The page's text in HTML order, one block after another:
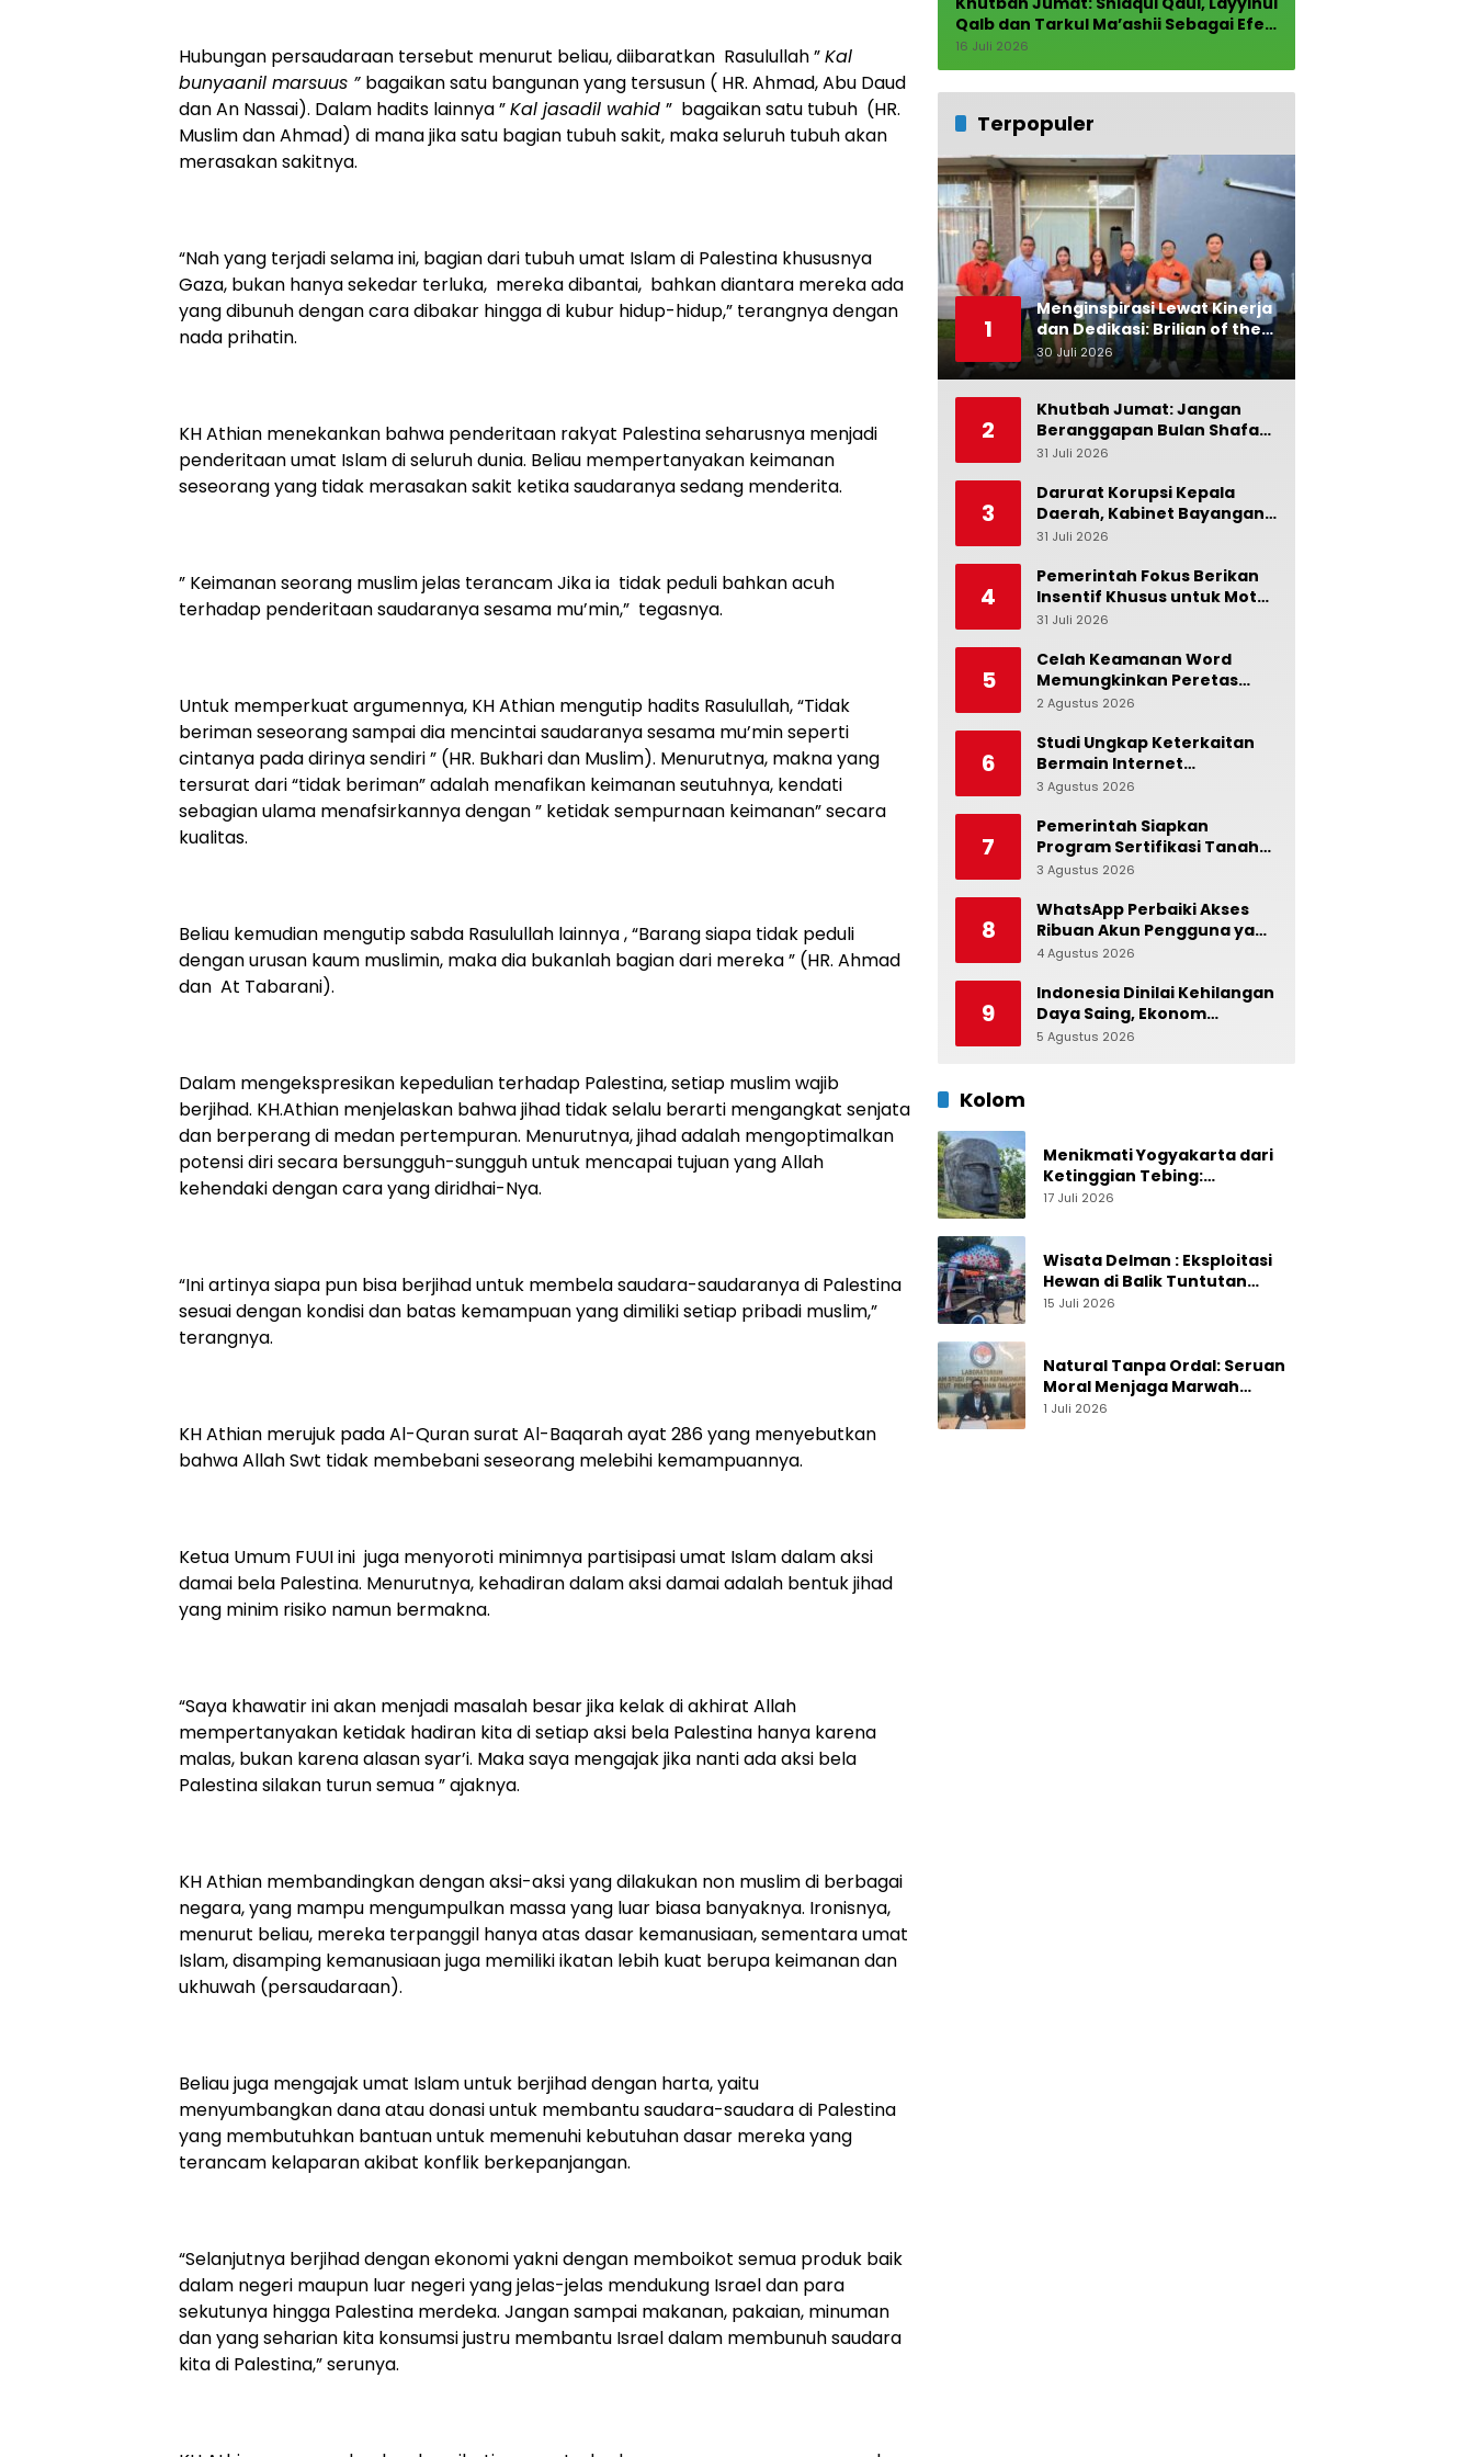
Hubungan persaudaraan tersebut menurut beliau, diibaratkan Rasulullah ”Kal
bunyaanil marsuus ” bagaikan satu bangunan yang tersusun ( HR. Ahmad, Abu Daud
dan An Nassai). Dalam hadits lainnya ”Kal jasadil wahid ” bagaikan satu tubuh (HR.
Muslim dan Ahmad) di mana jika satu bagian tubuh sakit, maka seluruh tubuh akan
merasakan sakitnya.
“Nah yang terjadi selama ini, bagian dari tubuh umat Islam di Palestina khususnya
Gaza, bukan hanya sekedar terluka, mereka dibantai, bahkan diantara mereka ada
yang dibunuh dengan cara dibakar hingga di kubur hidup-hidup,” terangnya dengan
nada prihatin.
KH Athian menekankan bahwa penderitaan rakyat Palestina seharusnya menjadi
penderitaan umat Islam di seluruh dunia. Beliau mempertanyakan keimanan
seseorang yang tidak merasakan sakit ketika saudaranya sedang menderita.
” Keimanan seorang muslim jelas terancam Jika ia tidak peduli bahkan acuh
terhadap penderitaan saudaranya sesama mu’min,” tegasnya.
Untuk memperkuat argumennya, KH Athian mengutip hadits Rasulullah, “Tidak
beriman seseorang sampai dia mencintai saudaranya sesama mu’min seperti
cintanya pada dirinya sendiri ” (HR. Bukhari dan Muslim). Menurutnya, makna yang
tersurat dari “tidak beriman” adalah menafikan keimanan seutuhnya, kendati
sebagian ulama menafsirkannya dengan ” ketidak sempurnaan keimanan” secara
kualitas.
Beliau kemudian mengutip sabda Rasulullah lainnya , “Barang siapa tidak peduli
dengan urusan kaum muslimin, maka dia bukanlah bagian dari mereka ” (HR. Ahmad
dan At Tabarani).
Dalam mengekspresikan kepedulian terhadap Palestina, setiap muslim wajib
berjihad. KH.Athian menjelaskan bahwa jihad tidak selalu berarti mengangkat senjata
dan berperang di medan pertempuran. Menurutnya, jihad adalah mengoptimalkan
potensi diri secara bersungguh-sungguh untuk mencapai tujuan yang Allah
kehendaki dengan cara yang diridhai-Nya.
“Ini artinya siapa pun bisa berjihad untuk membela saudara-saudaranya di Palestina
sesuai dengan kondisi dan batas kemampuan yang dimiliki setiap pribadi muslim,”
terangnya.
KH Athian merujuk pada Al-Quran surat Al-Baqarah ayat 286 yang menyebutkan
bahwa Allah Swt tidak membebani seseorang melebihi kemampuannya.
Ketua Umum FUUI ini juga menyoroti minimnya partisipasi umat Islam dalam aksi
damai bela Palestina. Menurutnya, kehadiran dalam aksi damai adalah bentuk jihad
yang minim risiko namun bermakna.
“Saya khawatir ini akan menjadi masalah besar jika kelak di akhirat Allah
mempertanyakan ketidak hadiran kita di setiap aksi bela Palestina hanya karena
malas, bukan karena alasan syar’i. Maka saya mengajak jika nanti ada aksi bela
Palestina silakan turun semua ” ajaknya.
KH Athian membandingkan dengan aksi-aksi yang dilakukan non muslim di berbagai
negara, yang mampu mengumpulkan massa yang luar biasa banyaknya. Ironisnya,
menurut beliau, mereka terpanggil hanya atas dasar kemanusiaan, sementara umat
Islam, disamping kemanusiaan juga memiliki ikatan lebih kuat berupa keimanan dan
ukhuwah (persaudaraan).
Beliau juga mengajak umat Islam untuk berjihad dengan harta, yaitu
menyumbangkan dana atau donasi untuk membantu saudara-saudara di Palestina
yang membutuhkan bantuan untuk memenuhi kebutuhan dasar mereka yang
terancam kelaparan akibat konflik berkepanjangan.
“Selanjutnya berjihad dengan ekonomi yakni dengan memboikot semua produk baik
dalam negeri maupun luar negeri yang jelas-jelas mendukung Israel dan para
sekutunya hingga Palestina merdeka. Jangan sampai makanan, pakaian, minuman
dan yang seharian kita konsumsi justru membantu Israel dalam membunuh saudara
kita di Palestina,” serunya.
Qalb dan Tarkul Ma’ashii Sebagai Efek
Shalat
16 Juli 2026
Terpopuler
1
Menginspirasi Lewat Kinerja
dan Dedikasi: Brilian of the
Month BRI BO Ubud Bulan
Juni
30 Juli 2026
2
Khutbah Jumat: Jangan
Beranggapan Bulan Shafar
itu Bulan Sebagai Bulan
31 Juli 2026
3
Darurat Korupsi Kepala
Daerah, Kabinet Bayangan
Serukan Reformasi
Tidak Cukup!
31 Juli 2026
4
Pemerintah Fokus Berikan
Insentif Khusus untuk Motor
dan Mobil Nasional
31 Juli 2026
5
Celah Keamanan Word
Memungkinkan Peretas
Menyusup ke Microsoft
2 Agustus 2026
6
Studi Ungkap Keterkaitan
Bermain Internet
Berlebihan dengan Stres
3 Agustus 2026
7
Pemerintah Siapkan
Program Sertifikasi Tanah
Gratis bagi Masyarakat
3 Agustus 2026
8
WhatsApp Perbaiki Akses
Ribuan Akun Pengguna yang
Terblokir
4 Agustus 2026
9
Indonesia Dinilai Kehilangan
Daya Saing, Ekonom
Ingatkan Pentingnya Jaga
5 Agustus 2026
Kolom
Menikmati Yogyakarta dari
Ketinggian Tebing:
Menelusuri Pesona On The
17 Juli 2026
Wisata Delman : Eksploitasi
Hewan di Balik Tuntutan
Perut Kusir
15 Juli 2026
Natural Tanpa Ordal: Seruan
Moral Menjaga Marwah
Perguruan Tinggi
1 Juli 2026